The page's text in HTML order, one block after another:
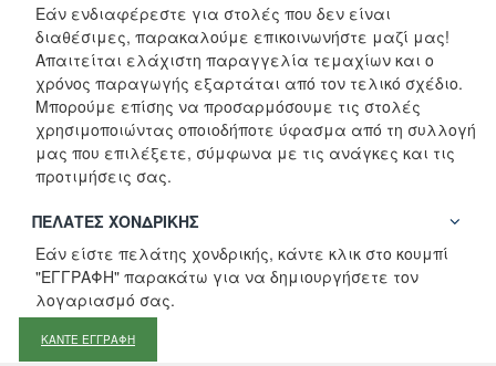
Εάν ενδιαφέρεστε για στολές που δεν είναι
διαθέσιμες, παρακαλούμε επικοινωνήστε μαζί μας!
Απαιτείται ελάχιστη παραγγελία τεμαχίων και ο
χρόνος παραγωγής εξαρτάται από τον τελικό σχέδιο.
Μπορούμε επίσης να προσαρμόσουμε τις στολές
χρησιμοποιώντας οποιοδήποτε ύφασμα από τη συλλογή
μας που επιλέξετε, σύμφωνα με τις ανάγκες και τις
προτιμήσεις σας.
ΠΕΛΆΤΕΣ ΧΟΝΔΡΙΚΉΣ
Εάν είστε πελάτης χονδρικής, κάντε κλικ στο κουμπί
"ΕΓΓΡΑΦΗ" παρακάτω για να δημιουργήσετε τον
λογαριασμό σας.
ΚΑΝΤΕ ΕΓΓΡΑΦΗ